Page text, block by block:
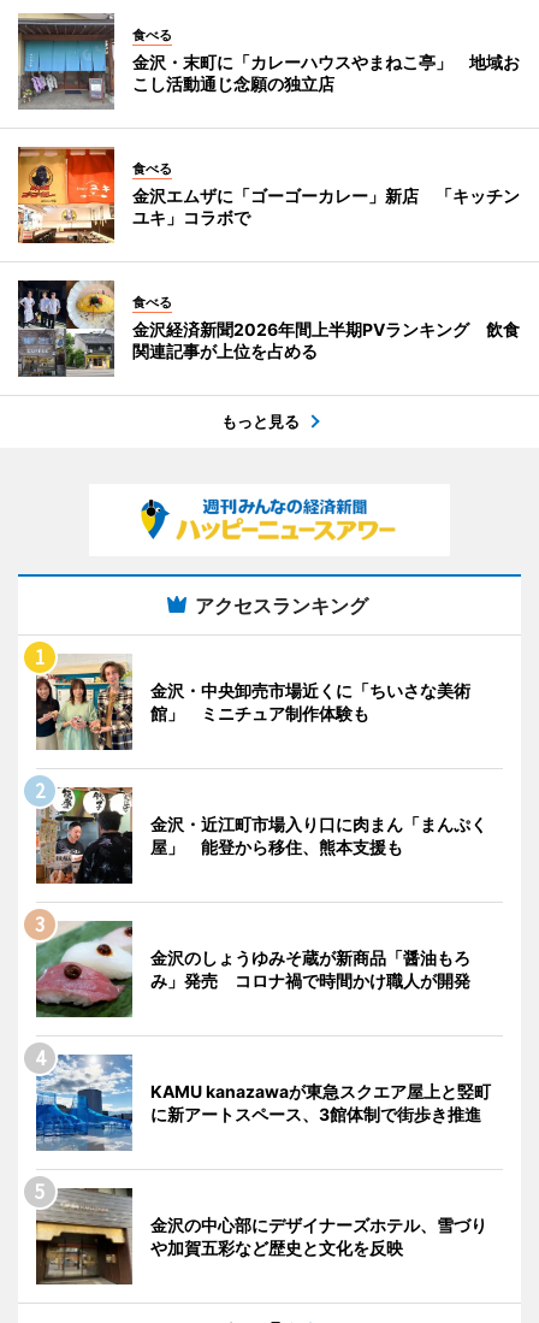
食べる
金沢・末町に「カレーハウスやまねこ亭」 地域お
こし活動通じ念願の独立店
食べる
金沢エムザに「ゴーゴーカレー」新店 「キッチン
ユキ」コラボで
食べる
金沢経済新聞2026年間上半期PVランキング 飲食
関連記事が上位を占める
もっと見る
アクセスランキング
金沢・中央卸売市場近くに「ちいさな美術
館」 ミニチュア制作体験も
金沢・近江町市場入り口に肉まん「まんぷく
屋」 能登から移住、熊本支援も
金沢のしょうゆみそ蔵が新商品「醤油もろ
み」発売 コロナ禍で時間かけ職人が開発
KAMU kanazawaが東急スクエア屋上と竪町
に新アートスペース、3館体制で街歩き推進
金沢の中心部にデザイナーズホテル、雪づり
や加賀五彩など歴史と文化を反映